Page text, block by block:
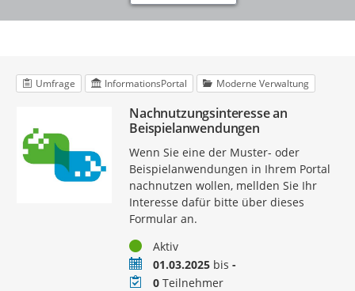
Umfrage InformationsPortal Moderne Verwaltung
Nachnutzungsinteresse an
Beispielanwendungen
Wenn Sie eine der Muster- oder
Beispielanwendungen in Ihrem Portal
nachnutzen wollen, mellden Sie Ihr
Interesse dafür bitte über dieses
Formular an.
StatusAktiv
Zeitraum01.03.2025bis -
Teilnehmer
0Teilnehmer